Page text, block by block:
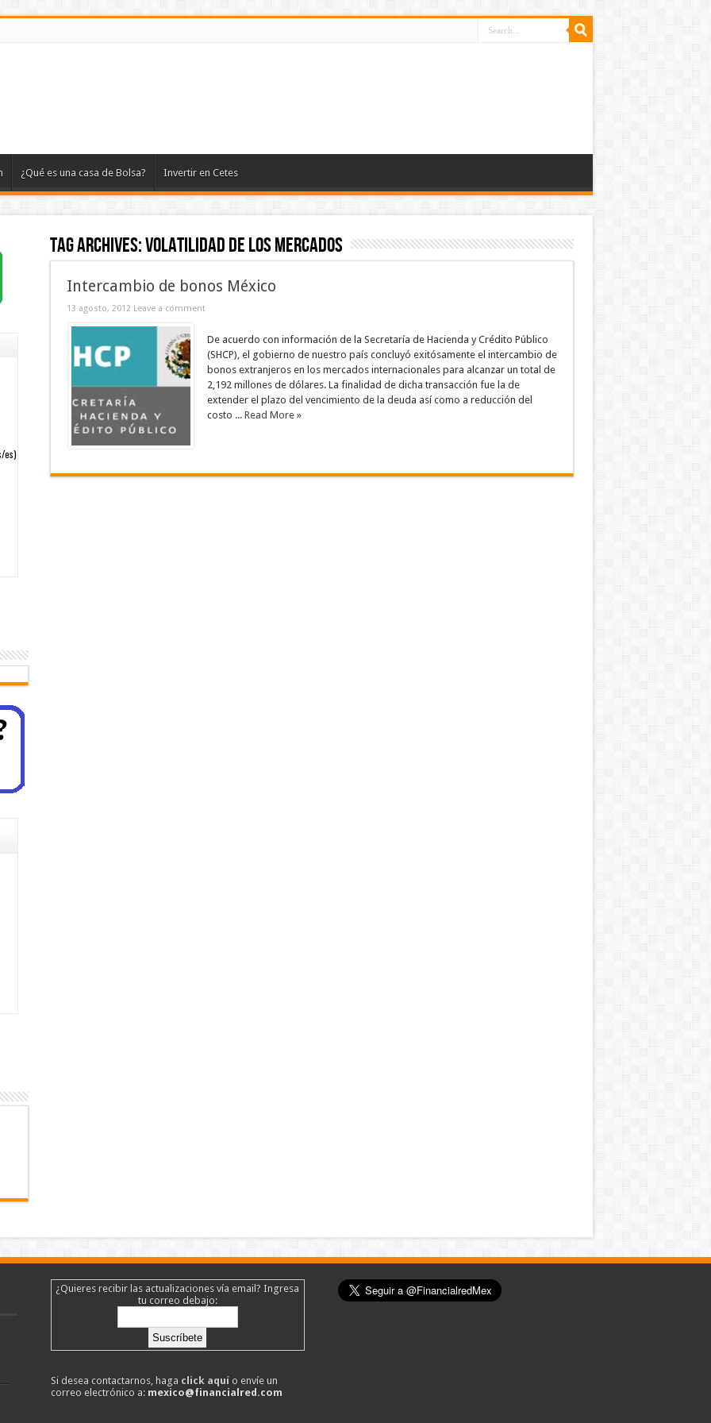
¿Qué es una casa de Bolsa? Invertir en Cetes
Tag Archives:volatilidad de los mercados
Intercambio de bonos México
13 agosto, 2012 Leave a comment
De acuerdo con información de la Secretaría de Hacienda y Crédito Público
(SHCP), el gobierno de nuestro país concluyó exitósamente el intercambio de
bonos extranjeros en los mercados internacionales para alcanzar un total de
2,192 millones de dólares. La finalidad de dicha transacción fue la de
extender el plazo del vencimiento de la deuda así como a reducción del
costo ... Read More »
¿Quieres recibir las actualizaciones vía email? Ingresa
tu correo debajo:
Si desea contactarnos, haga click aquío envíe un
correo electrónico a: mexico@financialred.com